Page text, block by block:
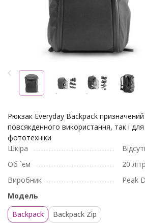
Рюкзак Everyday Backpack
повсякденного використання, так і
фототехніки
Шкіра
Об `єм
20
Виробник
Peak
Модель
Backpack
Backpack Zip